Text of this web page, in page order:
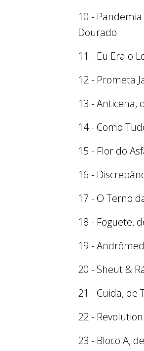
10 -
Dourado
11 - Eu Era o
12 - Prometa
13 - Anticena,
14 - Como
15 - Flor do
16 -
17 - O Terno
18 - Foguete,
19 -
20 - Sheut &
21 - Cuida, de
22 -
23 - Bloco A,